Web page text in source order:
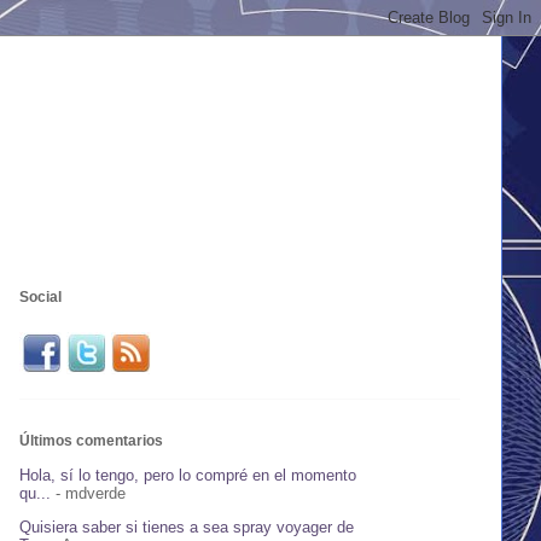
Social
Últimos comentarios
Hola, sí lo tengo, pero lo compré en el momento
qu...
- mdverde
Quisiera saber si tienes a sea spray voyager de